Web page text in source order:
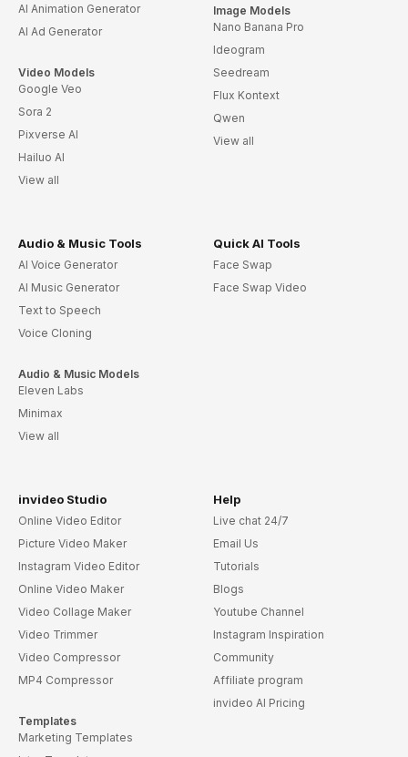
AI Animation Generator
AI Ad Generator
Video Models
Google Veo
Sora 2
Pixverse AI
Hailuo AI
View all
Image Models
Nano Banana Pro
Ideogram
Seedream
Flux Kontext
Qwen
View all
Audio & Music Tools
AI Voice Generator
AI Music Generator
Text to Speech
Voice Cloning
Audio & Music Models
Eleven Labs
Minimax
View all
Quick AI Tools
Face Swap
Face Swap Video
invideo Studio
Online Video Editor
Picture Video Maker
Instagram Video Editor
Online Video Maker
Video Collage Maker
Video Trimmer
Video Compressor
MP4 Compressor
Templates
Marketing Templates
Help
Live chat 24/7
Email Us
Tutorials
Blogs
Youtube Channel
Instagram Inspiration
Community
Affiliate program
invideo AI Pricing